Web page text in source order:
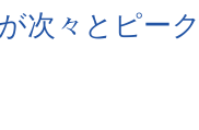
次々とピー